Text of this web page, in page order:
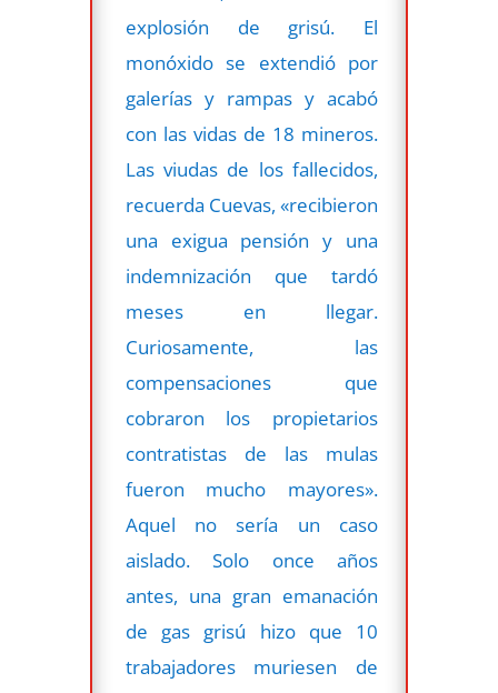
explosión de grisú. El
monóxido se extendió por
galerías y rampas y acabó
con las vidas de 18 mineros.
Las viudas de los fallecidos,
recuerda Cuevas, «recibieron
una exigua pensión y una
indemnización que tardó
meses en llegar.
Curiosamente, las
compensaciones que
cobraron los propietarios
contratistas de las mulas
fueron mucho mayores».
Aquel no sería un caso
aislado. Solo once años
antes, una gran emanación
de gas grisú hizo que 10
trabajadores muriesen de